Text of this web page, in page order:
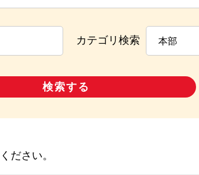
カテゴリ検索
ださい。